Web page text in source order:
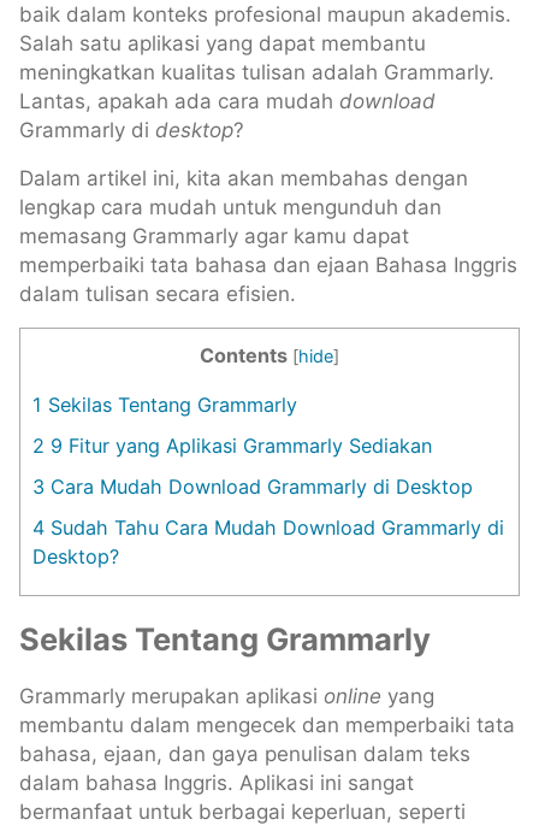
baik dalam konteks profesional maupun akademis.
Salah satu aplikasi yang dapat membantu
meningkatkan kualitas tulisan adalah Grammarly.
Lantas, apakah ada cara mudah download
Grammarly di desktop?
Dalam artikel ini, kita akan membahas dengan
lengkap cara mudah untuk mengunduh dan
memasang Grammarly agar kamu dapat
memperbaiki tata bahasa dan ejaan Bahasa Inggris
dalam tulisan secara efisien.
Contents [hide]
1 Sekilas Tentang Grammarly
2 9 Fitur yang Aplikasi Grammarly Sediakan
3 Cara Mudah Download Grammarly di Desktop
4 Sudah Tahu Cara Mudah Download Grammarly di
Desktop?
Sekilas Tentang Grammarly
Grammarly merupakan aplikasi online yang
membantu dalam mengecek dan memperbaiki tata
bahasa, ejaan, dan gaya penulisan dalam teks
dalam bahasa Inggris. Aplikasi ini sangat
bermanfaat untuk berbagai keperluan, seperti